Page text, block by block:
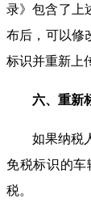
录》包含了上
布后，可以修
标识并重新上
六、重新
如果纳税
免税标识的
税。